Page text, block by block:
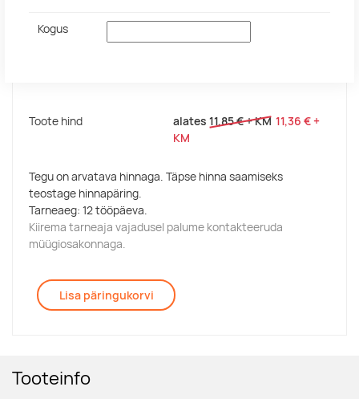
Kogus
Toote hind alates 11,85 €+ KM 11,36 €+
KM
Tegu on arvatava hinnaga. Täpse hinna saamiseks
teostage hinnapäring.
Tarneaeg: 12 tööpäeva.
Kiirema tarneaja vajadusel palume kontakteeruda
müügiosakonnaga.
Lisa päringukorvi
Tooteinfo